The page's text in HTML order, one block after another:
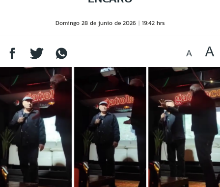
Domingo 28 de junio de 2026 19:42 hrs